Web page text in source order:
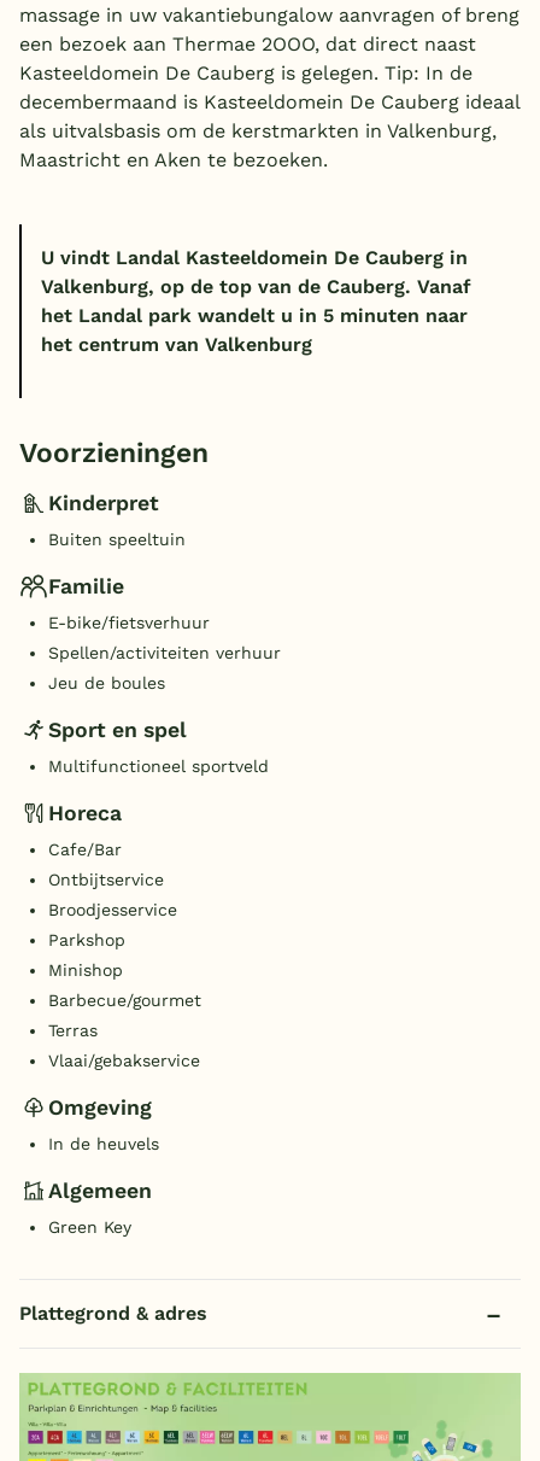
massage in uw vakantiebungalow aanvragen of breng
een bezoek aan Thermae 2OOO, dat direct naast
Kasteeldomein De Cauberg is gelegen. Tip: In de
decembermaand is Kasteeldomein De Cauberg ideaal
als uitvalsbasis om de kerstmarkten in Valkenburg,
Maastricht en Aken te bezoeken.
U vindt Landal Kasteeldomein De Cauberg in
Valkenburg, op de top van de Cauberg. Vanaf
het Landal park wandelt u in 5 minuten naar
het centrum van Valkenburg
Voorzieningen
Kinderpret
Buiten speeltuin
Familie
E-bike/fietsverhuur
Spellen/activiteiten verhuur
Jeu de boules
Sport en spel
Multifunctioneel sportveld
Horeca
Cafe/Bar
Ontbijtservice
Broodjesservice
Parkshop
Minishop
Barbecue/gourmet
Terras
Vlaai/gebakservice
Omgeving
In de heuvels
Algemeen
Green Key
Plattegrond & adres